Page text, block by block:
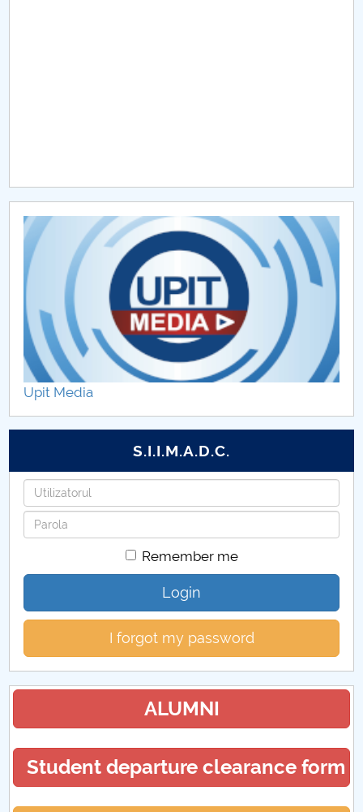
Chestionar angajabilitate ALUMNI – UPB
CAR2026
MENIU CANTINA
Finalizare studii
AVIZIER STUDENȚI
Alumni
Program consultații
Planificarea examenelor
Sesiune de
Burse
Tabere
Tuition fees
Upit Media
S.I.I.M.A.D.C.
Username
Password
Remember me
Login
I forgot my password
ALUMNI
Student departure clearance form